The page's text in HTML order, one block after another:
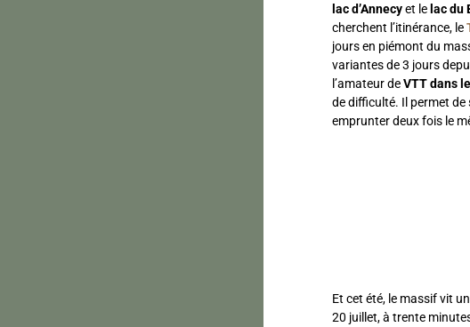
lac d’Annecyet le lac du
cherchent l’itinérance, le
jours en piémont du
variantes de 3 jours
l’amateur deVTT dans
de difficulté. Il permet de
emprunter deux fois le
Et cet été, le massif vit
20 juillet, à trente